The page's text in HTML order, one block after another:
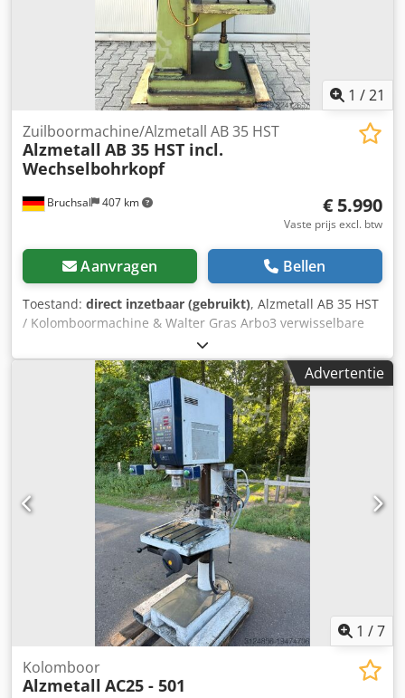
1 /21
Bruchsal 407 km
Zuilboormachine/Alzmetall AB 35 HST
Alzmetall AB 35 HST incl.
Wechselbohrkopf
€ 5.990
Vaste prijs excl. btw
Aanvragen Bellen
Toestand: direct inzetbaar (gebruikt), Alzmetall AB 35 HST
/ Kolomboormachine & Walter Gras Arbo3 verwisselbare
boorkop -Boorcapaciteit / staal ca. 40 mm -Boorcapaciteit /
gietijzer ca. 45 mm -Draadsnijcapaciteit max. M25 -
Spindelopname MK 4 -Spindelslag 180 mm -
Toerentalbereik (traploos) 65 - 1750 tpm -Schakelbaar
toerentalbereik 130-480 / 480-1750 tpm -Automatische
voedingen 0,1-0,2-0,3 mm/omd Csdpfx Aszn Unvecnorf -
Boordiepte instelbaar via diepteschaal -Toerentalindicator
-Rechts- / linkslopend -Draaibare boorkop met
gereedschap -In hoogte verstelbare werktafel met
handzwengel -Koelmiddelsysteem -Noodstop / Uit -
Werklamp Afmetingen: L x B x H 1x0,8x2,1 meter / Gewicht
ca. 1200 kg Fouten en vergissingen voorbehouden.
Advertentie
1 /7
Kolomboor
Alzmetall AC25 - 501